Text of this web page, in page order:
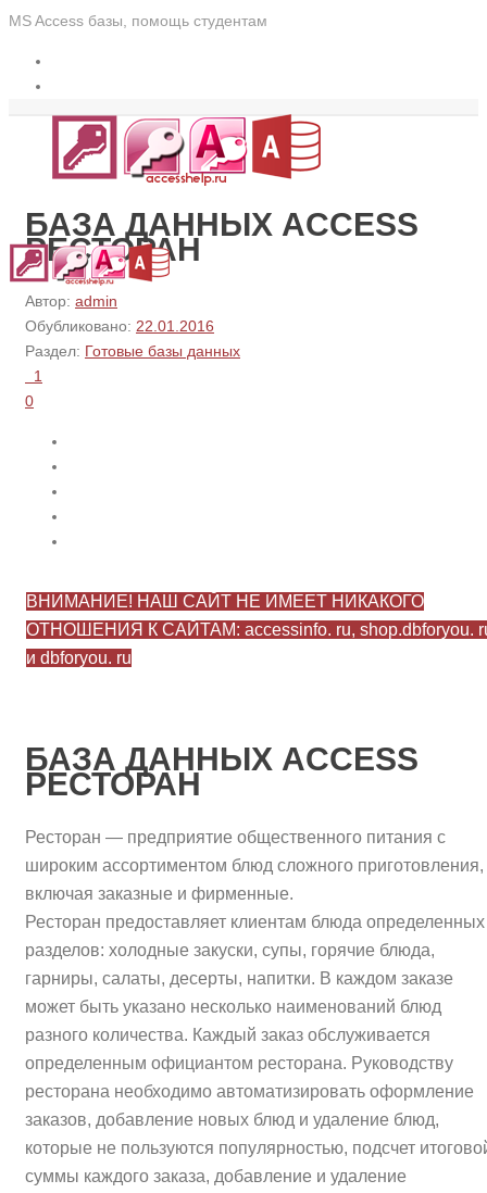
MS Access базы, помощь студентам
БАЗА ДАННЫХ ACCESS
РЕСТОРАН
Автор: admin
Обубликовано: 22.01.2016
Раздел: Готовые базы данных
1
0
ВНИМАНИЕ! НАШ САЙТ НЕ ИМЕЕТ НИКАКОГО
ОТНОШЕНИЯ К САЙТАМ: accessinfo. ru, shop.dbforyou.
и dbforyou. ru
БАЗА ДАННЫХ ACCESS
РЕСТОРАН
Ресторан — предприятие общественного питания с
широким ассортиментом блюд сложного приготовления,
включая заказные и фирменные.
Ресторан предоставляет клиентам блюда определенных
разделов: холодные закуски, супы, горячие блюда,
гарниры, салаты, десерты, напитки. В каждом заказе
может быть указано несколько наименований блюд
разного количества. Каждый заказ обслуживается
определенным официантом ресторана. Руководству
ресторана необходимо автоматизировать оформление
заказов, добавление новых блюд и удаление блюд,
которые не пользуются популярностью, подсчет
суммы каждого заказа, добавление и удаление